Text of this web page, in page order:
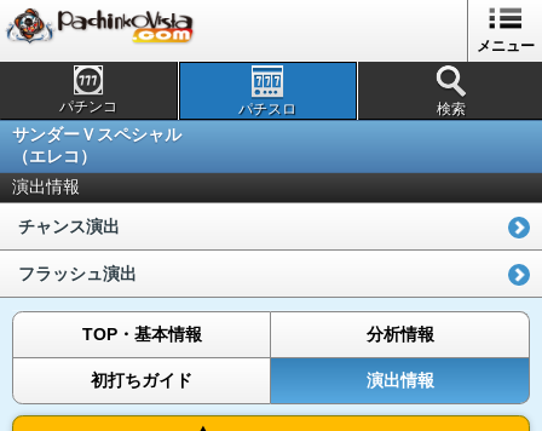
メニュー
パチンコ パチスロ 検索
サンダーＶスペシャル
（エレコ）
演出情報
チャンス演出
フラッシュ演出
TOP・基本情報 分析情報
初打ちガイド 演出情報